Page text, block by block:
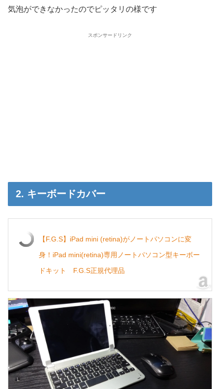
気泡ができなかったのでピッタリの様です
スポンサードリンク
2. キーボードカバー
【F.G.S】iPad mini (retina)がノートパソコンに変
身！iPad mini(retina)専用ノートパソコン型キーボー
ドキット F.G.S正規代理品